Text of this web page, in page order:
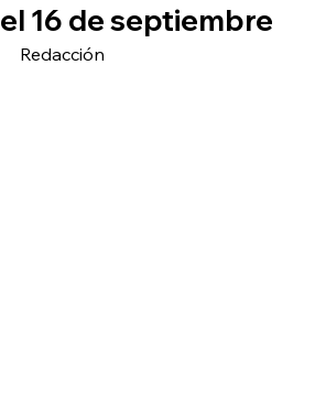
el 16 de septiembre
Redacción